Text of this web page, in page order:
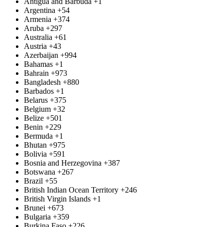
Argentina +54
Armenia +374
Aruba +297
Australia +61
Austria +43
Azerbaijan +994
Bahamas +1
Bahrain +973
Bangladesh +880
Barbados +1
Belarus +375
Belgium +32
Belize +501
Benin +229
Bermuda +1
Bhutan +975
Bolivia +591
Bosnia and Herzegovina +387
Botswana +267
Brazil +55
British Indian Ocean Territory +246
British Virgin Islands +1
Brunei +673
Bulgaria +359